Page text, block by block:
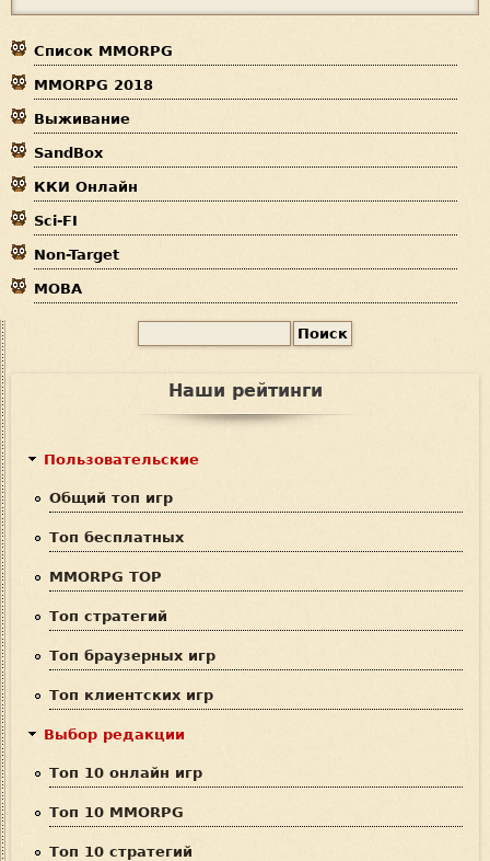
д
Список MMORPG
MMORPG 2018
Выживание
SandBox
ККИ Онлайн
Sci-FI
Non-Target
MOBA
Наши рейтинги
Пользовательские
Общий топ игр
Топ бесплатных
MMORPG TOP
Топ стратегий
Топ браузерных игр
Топ клиентских игр
Выбор редакции
Топ 10 онлайн игр
Топ 10 MMORPG
Топ 10 стратегий